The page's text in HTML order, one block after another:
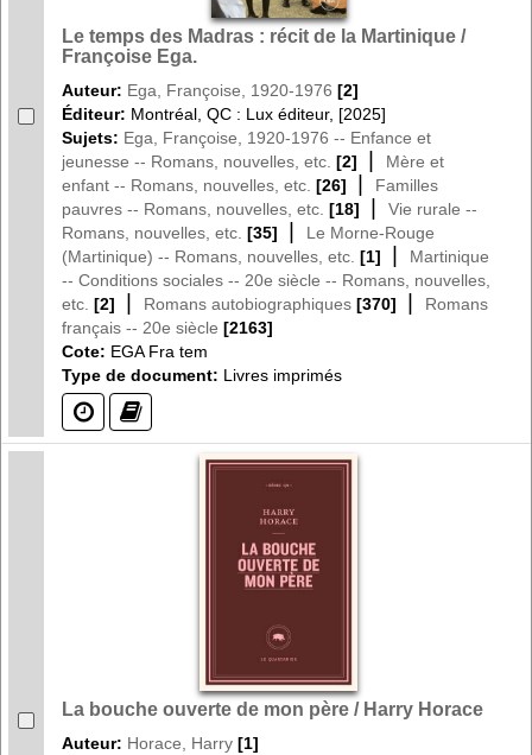
Le temps des Madras : récit de la Martinique /
Françoise Ega.
Auteur: Ega, Françoise, 1920-1976 [2]
Éditeur: Montréal, QC : Lux éditeur, [2025]
Sujets: Ega, Françoise, 1920-1976 -- Enfance et
jeunesse -- Romans, nouvelles, etc. [2] |
Mère et
enfant -- Romans, nouvelles, etc. [26] |
Familles
pauvres -- Romans, nouvelles, etc. [18] |
Vie rurale --
Romans, nouvelles, etc. [35] |
Le Morne-Rouge
(Martinique) -- Romans, nouvelles, etc. [1] |
Martinique
-- Conditions sociales -- 20e siècle -- Romans, nouvelles,
etc. [2] | Romans autobiographiques [370] |
Romans
français -- 20e siècle [2163]
Cote: EGA Fra tem
Type de document: Livres imprimés
(?) (?)
La bouche ouverte de mon père / Harry Horace
Auteur: Horace, Harry [1]